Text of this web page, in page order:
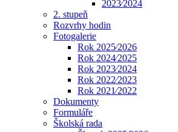
2023⁄2024
2. stupeň
Rozvrhy hodin
Fotogalerie
Rok 2025⁄2026
Rok 2024⁄2025
Rok 2023⁄2024
Rok 2022⁄2023
Rok 2021⁄2022
Dokumenty
Formuláře
Školská rada